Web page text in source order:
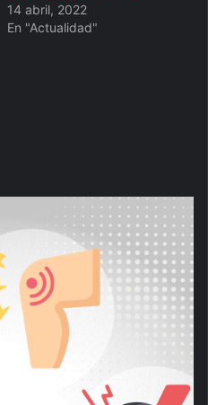
14 abril, 2022
En "Actualidad"